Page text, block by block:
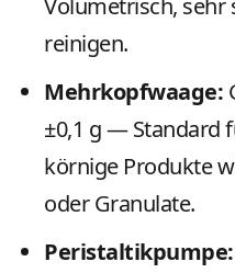
Volumetrisch, sehr
reinigen.
Mehrkopfwaage:
±0,1 g — Standard
körnige Produkte
oder Granulate.
Peristaltikpumpe: